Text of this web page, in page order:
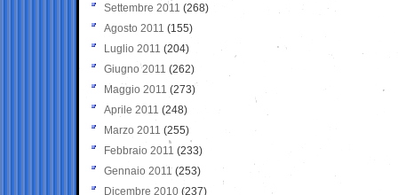
Settembre 2011 (268)
Agosto 2011 (155)
Luglio 2011 (204)
Giugno 2011 (262)
Maggio 2011 (273)
Aprile 2011 (248)
Marzo 2011 (255)
Febbraio 2011 (233)
Gennaio 2011 (253)
Dicembre 2010 (237)